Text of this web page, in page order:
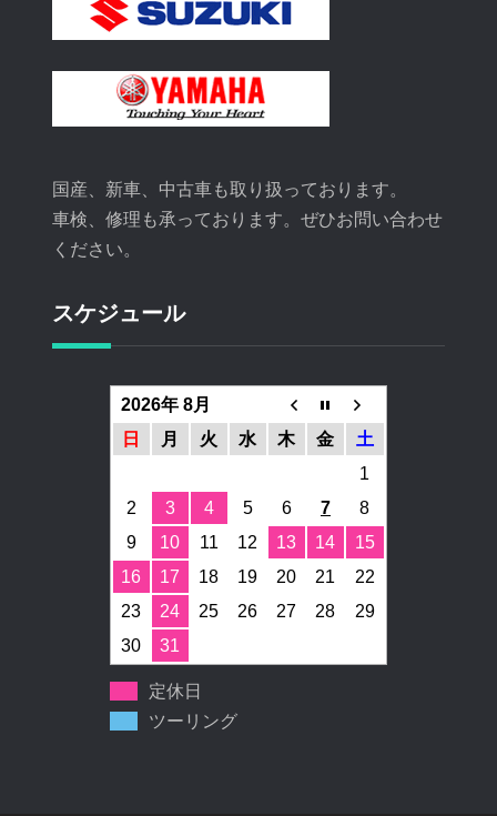
国産、新車、中古車も取り扱っております。
車検、修理も承っております。ぜひお問い合わせ
ください。
スケジュール
2026年 8月
日
月 火 水 木 金
土
1
2
3 4 5 6 7
8
9
10 11 12 13 14
15
16
17 18 19 20 21
22
23
24 25 26 27 28
29
30
31
定休日
ツーリング